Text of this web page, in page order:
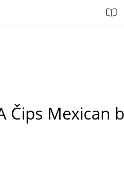
Čips Mexican